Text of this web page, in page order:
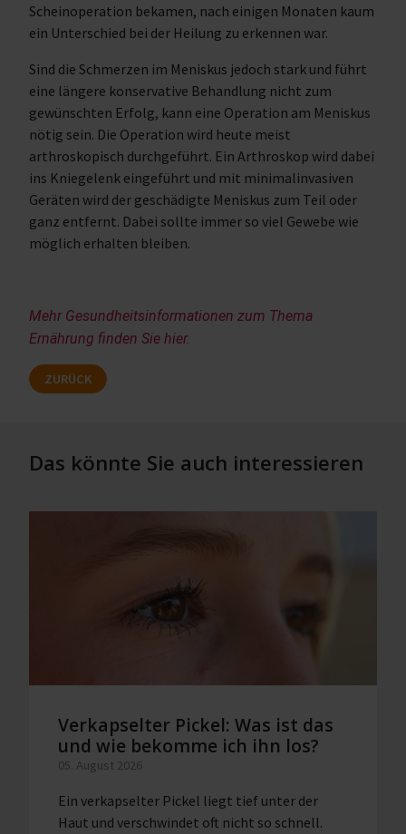
ZURÜCK
Scheinoperation bekamen, nach einigen Monaten kaum
ein Unterschied bei der Heilung zu erkennen war.
Sind die Schmerzen im Meniskus jedoch stark und führt
eine längere konservative Behandlung nicht zum
gewünschten Erfolg, kann eine Operation am Meniskus
nötig sein. Die Operation wird heute meist
arthroskopisch durchgeführt. Ein Arthroskop wird dabei
ins Kniegelenk eingeführt und mit minimalinvasiven
Geräten wird der geschädigte Meniskus zum Teil oder
ganz entfernt. Dabei sollte immer so viel Gewebe wie
möglich erhalten bleiben.
Mehr Gesundheitsinformationen zum Thema
Ernährung finden Sie hier.
Das könnte Sie auch interessieren
Verkapselter Pickel: Was ist das
und wie bekomme ich ihn los?
05. August 2026
Ein verkapselter Pickel liegt tief unter der
Haut und verschwindet oft nicht so schnell.